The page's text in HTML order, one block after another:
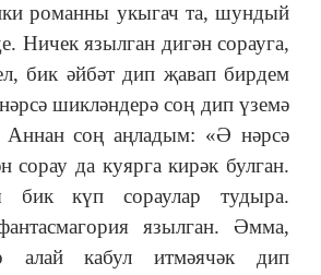
романны укыгач та, шундый
Ничек язылган дигән сорауга,
бик әйбәт дип җавап бирдем
шикләндерә соң дип үземә
Аннан соң аңладым: «Ә нәрсә
сорау да куярга кирәк булган.
күп сораулар тудыра.
язылган. Әмма,
алай кабул итмәячәк дип